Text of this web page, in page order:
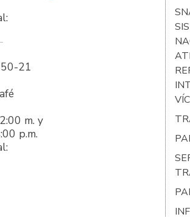
21
m. y
p.m.